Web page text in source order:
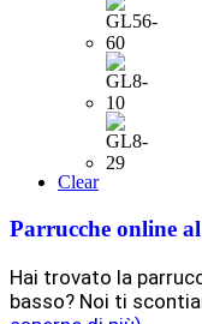
Clear
Parrucche online
Hai trovato la
basso? Noi ti